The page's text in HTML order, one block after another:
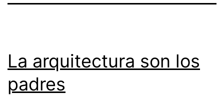
La arquitectura son los
padres